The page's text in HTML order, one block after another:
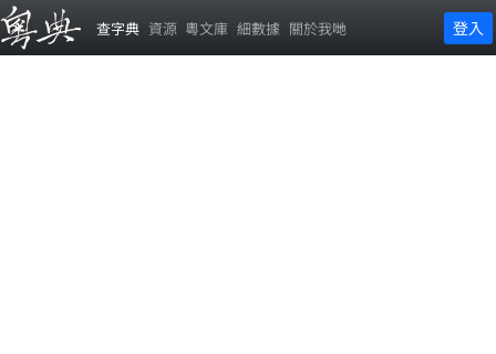
查字典 資源 粵文庫 細數據 關於我哋 登入